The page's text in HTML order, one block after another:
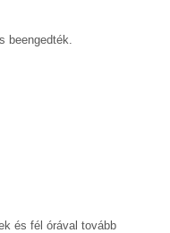
beengedték.
és fél órával tovább